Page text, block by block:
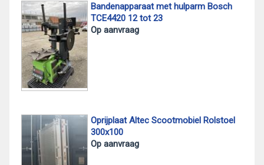
Bandenapparaat met hulparm Bosch
TCE4420 12 tot 23
Op aanvraag
Oprijplaat Altec Scootmobiel Rolstoel
300x100
Op aanvraag